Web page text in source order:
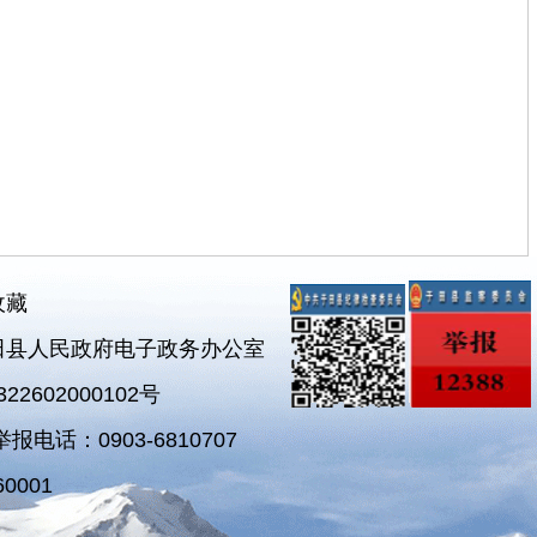
藏
人民政府电子政务办公室
号
报电话：0903-6810707